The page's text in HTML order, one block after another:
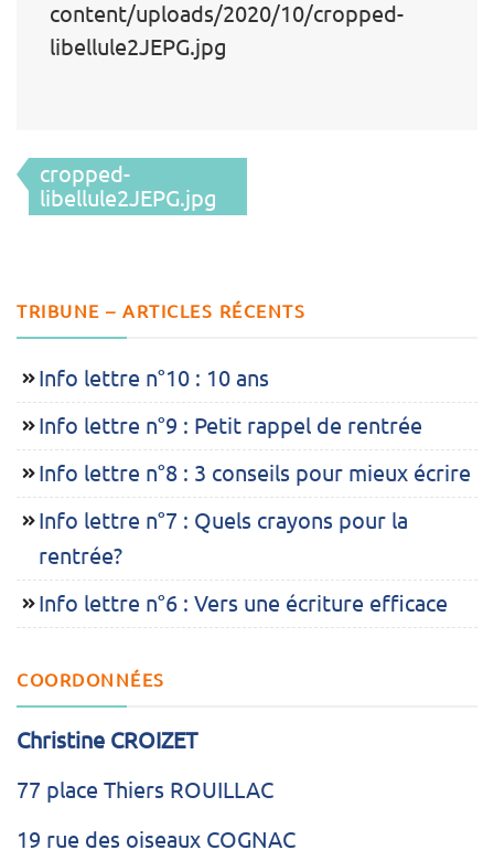
content/uploads/2020/10/cropped-
libellule2JEPG.jpg
Navigation
de
cropped-
libellule2JEPG.jpg
TRIBUNE – ARTICLES RÉCENTS
Info lettre n°10 : 10 ans
Info lettre n°9 : Petit rappel de rentrée
Info lettre n°8 : 3 conseils pour mieux écrire
Info lettre n°7 : Quels crayons pour la
rentrée?
Info lettre n°6 : Vers une écriture efficace
COORDONNÉES
Christine CROIZET
77 place Thiers ROUILLAC
19 rue des oiseaux COGNAC